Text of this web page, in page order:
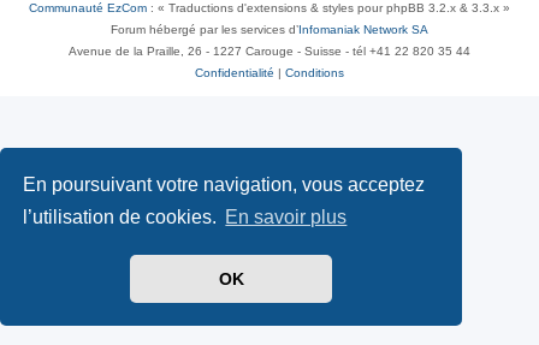
En poursuivant votre navigation, vous acceptez
l’utilisation de cookies. En savoir plus
OK
Communauté EzCom : « Traductions d'extensions & styles pour phpBB 3.2.x & 3.3.x »
Forum hébergé par les services d’ Infomaniak Network SA
Avenue de la Praille, 26 - 1227 Carouge - Suisse - tél +41 22 820 35 44
Confidentialité
Conditions